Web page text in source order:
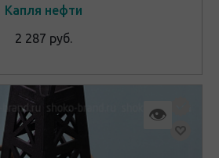
Капля нефти
2 287 руб.
👁